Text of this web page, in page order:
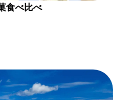
食べ比べ